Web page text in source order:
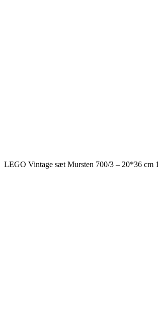
LEGO Vintage sæt Mursten 700/3 – 20*36 cm